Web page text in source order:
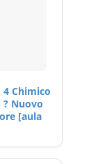
4 Chimico
Nuovo
[aula